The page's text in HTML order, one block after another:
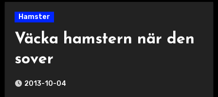
Hamster
Väcka hamstern när den
sover
2013-10-04